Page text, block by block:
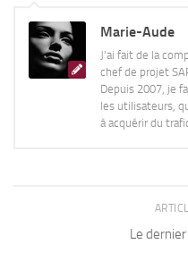
Marie-Aude
J'ai fait de la
chef de projet
Depuis 2007, je
les utilisateurs,
à acquérir du
Le